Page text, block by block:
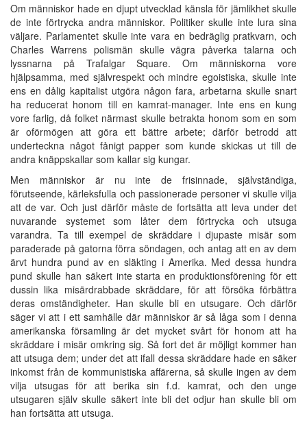
Om människor hade en djupt utvecklad känsla för jämlikhet skulle
de inte förtrycka andra människor. Politiker skulle inte lura sina
väljare. Parlamentet skulle inte vara en bedräglig pratkvarn, och
Charles Warrens polismän skulle vägra påverka talarna och
lyssnarna på Trafalgar Square. Om människorna vore
hjälpsamma, med självrespekt och mindre egoistiska, skulle inte
ens en dålig kapitalist utgöra någon fara, arbetarna skulle snart
ha reducerat honom till en kamrat-manager. Inte ens en kung
vore farlig, då folket närmast skulle betrakta honom som en som
är oförmögen att göra ett bättre arbete; därför betrodd att
underteckna något fånigt papper som kunde skickas ut till de
andra knäppskallar som kallar sig kungar.
Men människor är nu inte de frisinnade, självständiga,
förutseende, kärleksfulla och passionerade personer vi skulle vilja
att de var. Och just därför måste de fortsätta att leva under det
nuvarande systemet som låter dem förtrycka och utsuga
varandra. Ta till exempel de skräddare i djupaste misär som
paraderade på gatorna förra söndagen, och antag att en av dem
ärvt hundra pund av en släkting i Amerika. Med dessa hundra
pund skulle han säkert inte starta en produktionsförening för ett
dussin lika misärdrabbade skräddare, för att försöka förbättra
deras omständigheter. Han skulle bli en utsugare. Och därför
säger vi att i ett samhälle där människor är så låga som i denna
amerikanska församling är det mycket svårt för honom att ha
skräddare i misär omkring sig. Så fort det är möjligt kommer han
att utsuga dem; under det att ifall dessa skräddare hade en säker
inkomst från de kommunistiska affärerna, så skulle ingen av dem
vilja utsugas för att berika sin f.d. kamrat, och den unge
utsugaren själv skulle säkert inte bli det odjur han skulle bli om
han fortsätta att utsuga.